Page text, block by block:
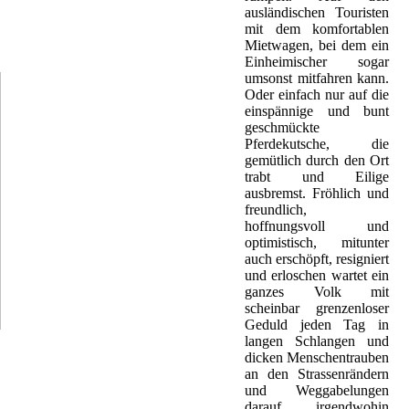
ausländischen Touristen
mit dem komfortablen
Mietwagen, bei dem ein
Einheimischer sogar
umsonst mitfahren kann.
Oder einfach nur auf die
einspännige und bunt
geschmückte
Pferdekutsche, die
gemütlich durch den Ort
trabt und Eilige
ausbremst. Fröhlich und
freundlich,
hoffnungsvoll und
optimistisch, mitunter
auch erschöpft, resigniert
und erloschen wartet ein
ganzes Volk mit
scheinbar grenzenloser
Geduld jeden Tag in
langen Schlangen und
dicken Menschentrauben
an den Strassenrändern
und Weggabelungen